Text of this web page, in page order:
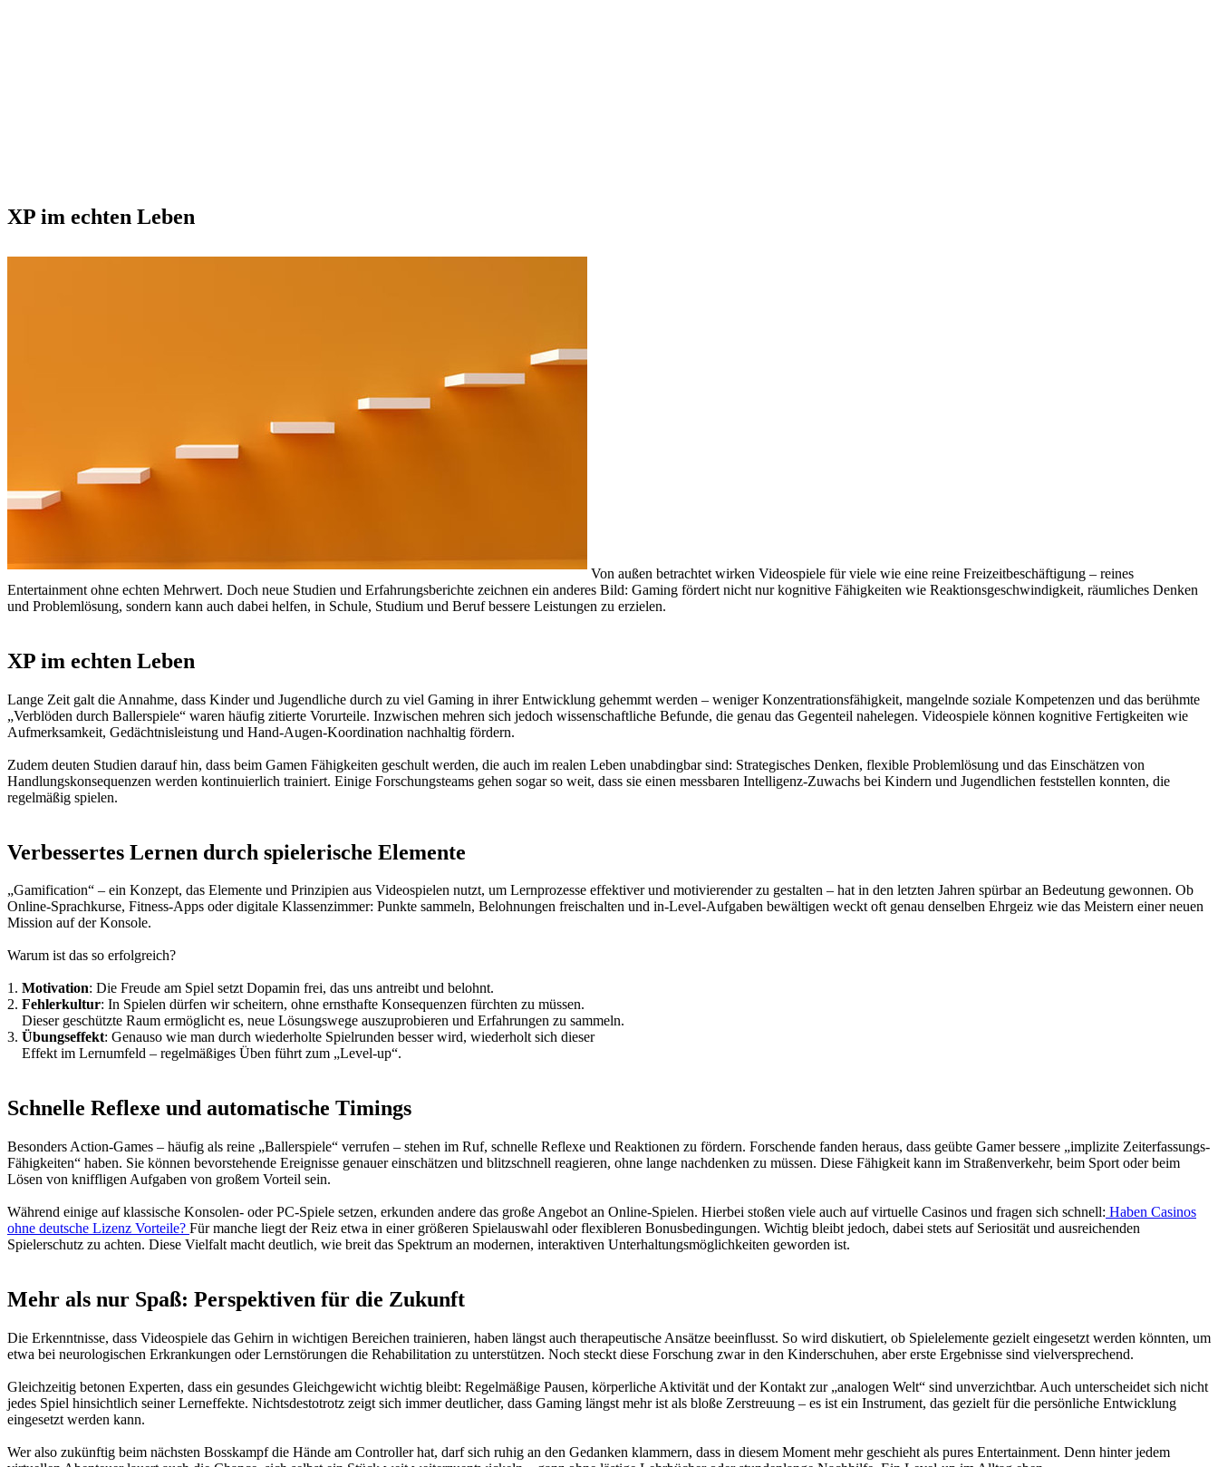
XP im echten Leben
Von außen betrachtet wirken Videospiele für viele wie eine reine Freizeitbeschäftigung – reines
Entertainment ohne echten Mehrwert. Doch neue Studien und Erfahrungsberichte zeichnen ein anderes Bild: Gaming fördert nicht nur kognitive Fähigkeiten wie Reaktionsgeschwindigkeit, räumliches Denken
und Problemlösung, sondern kann auch dabei helfen, in Schule, Studium und Beruf bessere Leistungen zu erzielen.
XP im echten Leben
Lange Zeit galt die Annahme, dass Kinder und Jugendliche durch zu viel Gaming in ihrer Entwicklung gehemmt werden – weniger Konzentrationsfähigkeit, mangelnde soziale Kompetenzen und das berühmte
„Verblöden durch Ballerspiele“ waren häufig zitierte Vorurteile. Inzwischen mehren sich jedoch wissenschaftliche Befunde, die genau das Gegenteil nahelegen. Videospiele können kognitive Fertigkeiten wie
Aufmerksamkeit, Gedächtnisleistung und Hand-Augen-Koordination nachhaltig fördern.
Zudem deuten Studien darauf hin, dass beim Gamen Fähigkeiten geschult werden, die auch im realen Leben unabdingbar sind: Strategisches Denken, flexible Problemlösung und das Einschätzen von
Handlungskonsequenzen werden kontinuierlich trainiert. Einige Forschungsteams gehen sogar so weit, dass sie einen messbaren Intelligenz-Zuwachs bei Kindern und Jugendlichen feststellen konnten, die
regelmäßig spielen.
Verbessertes Lernen durch spielerische Elemente
„Gamification“ – ein Konzept, das Elemente und Prinzipien aus Videospielen nutzt, um Lernprozesse effektiver und motivierender zu gestalten – hat in den letzten Jahren spürbar an Bedeutung gewonnen. Ob
Online-Sprachkurse, Fitness-Apps oder digitale Klassenzimmer: Punkte sammeln, Belohnungen freischalten und in-Level-Aufgaben bewältigen weckt oft genau denselben Ehrgeiz wie das Meistern einer neuen
Mission auf der Konsole.
Warum ist das so erfolgreich?
1. Motivation: Die Freude am Spiel setzt Dopamin frei, das uns antreibt und belohnt.
2. Fehlerkultur: In Spielen dürfen wir scheitern, ohne ernsthafte Konsequenzen fürchten zu müssen.
Dieser geschützte Raum ermöglicht es, neue Lösungswege auszuprobieren und Erfahrungen zu sammeln.
3. Übungseffekt: Genauso wie man durch wiederholte Spielrunden besser wird, wiederholt sich dieser
Effekt im Lernumfeld – regelmäßiges Üben führt zum „Level-up“.
Schnelle Reflexe und automatische Timings
Besonders Action-Games – häufig als reine „Ballerspiele“ verrufen – stehen im Ruf, schnelle Reflexe und Reaktionen zu fördern. Forschende fanden heraus, dass geübte Gamer bessere „implizite Zeiterfassungs-
Fähigkeiten“ haben. Sie können bevorstehende Ereignisse genauer einschätzen und blitzschnell reagieren, ohne lange nachdenken zu müssen. Diese Fähigkeit kann im Straßenverkehr, beim Sport oder beim
Lösen von kniffligen Aufgaben von großem Vorteil sein.
Während einige auf klassische Konsolen- oder PC-Spiele setzen, erkunden andere das große Angebot an Online-Spielen. Hierbei stoßen viele auch auf virtuelle Casinos und fragen sich schnell: Haben Casinos
ohne deutsche Lizenz Vorteile? Für manche liegt der Reiz etwa in einer größeren Spielauswahl oder flexibleren Bonusbedingungen. Wichtig bleibt jedoch, dabei stets auf Seriosität und ausreichenden
Spielerschutz zu achten. Diese Vielfalt macht deutlich, wie breit das Spektrum an modernen, interaktiven Unterhaltungsmöglichkeiten geworden ist.
Mehr als nur Spaß: Perspektiven für die Zukunft
Die Erkenntnisse, dass Videospiele das Gehirn in wichtigen Bereichen trainieren, haben längst auch therapeutische Ansätze beeinflusst. So wird diskutiert, ob Spielelemente gezielt eingesetzt werden könnten, um
etwa bei neurologischen Erkrankungen oder Lernstörungen die Rehabilitation zu unterstützen. Noch steckt diese Forschung zwar in den Kinderschuhen, aber erste Ergebnisse sind vielversprechend.
Gleichzeitig betonen Experten, dass ein gesundes Gleichgewicht wichtig bleibt: Regelmäßige Pausen, körperliche Aktivität und der Kontakt zur „analogen Welt“ sind unverzichtbar. Auch unterscheidet sich nicht
jedes Spiel hinsichtlich seiner Lerneffekte. Nichtsdestotrotz zeigt sich immer deutlicher, dass Gaming längst mehr ist als bloße Zerstreuung – es ist ein Instrument, das gezielt für die persönliche Entwicklung
eingesetzt werden kann.
Wer also zukünftig beim nächsten Bosskampf die Hände am Controller hat, darf sich ruhig an den Gedanken klammern, dass in diesem Moment mehr geschieht als pures Entertainment. Denn hinter jedem